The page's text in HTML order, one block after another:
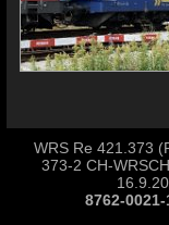
WRS Re 421.373
373-2 CH-
8762-